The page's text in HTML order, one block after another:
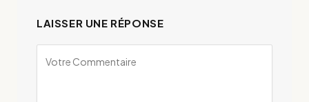
LAISSER UNE RÉPONSE